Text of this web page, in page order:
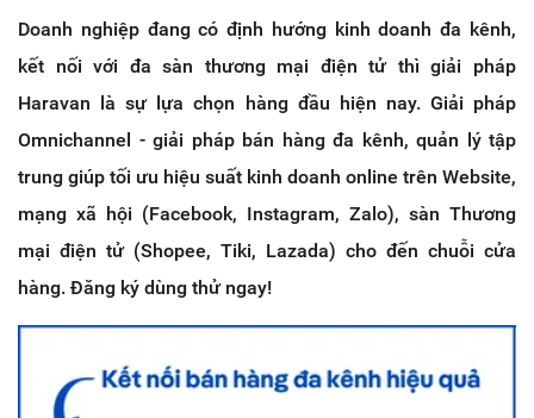
Doanh nghiệp đang có định hướng kinh doanh đa kênh,
kết nối với đa sàn thương mại điện tử thì giải pháp
Haravan là sự lựa chọn hàng đầu hiện nay. Giải pháp
Omnichannel - giải pháp bán hàng đa kênh, quản lý tập
trung giúp tối ưu hiệu suất kinh doanh online trên Website,
mạng xã hội (Facebook, Instagram, Zalo), sàn Thương
mại điện tử (Shopee, Tiki, Lazada) cho đến chuỗi cửa
hàng. Đăng ký dùng thử ngay!